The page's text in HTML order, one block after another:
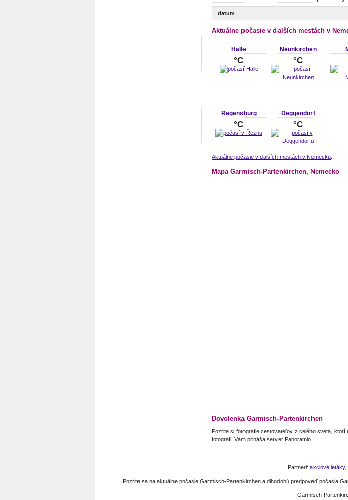
datum
Aktuálne počasie v ďalších mestách v
Halle
°C
Neunkirchen
°C
Regensburg
°C
Deggendorf
°C
Aktuálne počasie v ďalších mestách v Nemecku
Mapa Garmisch-Partenkirchen, Nemecko
Dovolenka Garmisch-Partenkirchen
Pozrite si fotografie cestovateľov z celého sveta,
fotografií Vám prináša server Panoramio.
Partneri: akciové letáky,
Pozrite sa na aktuálne počasie Garmisch-Partenkirchen a dlhodobú predpoveď počasia
Garmisch-